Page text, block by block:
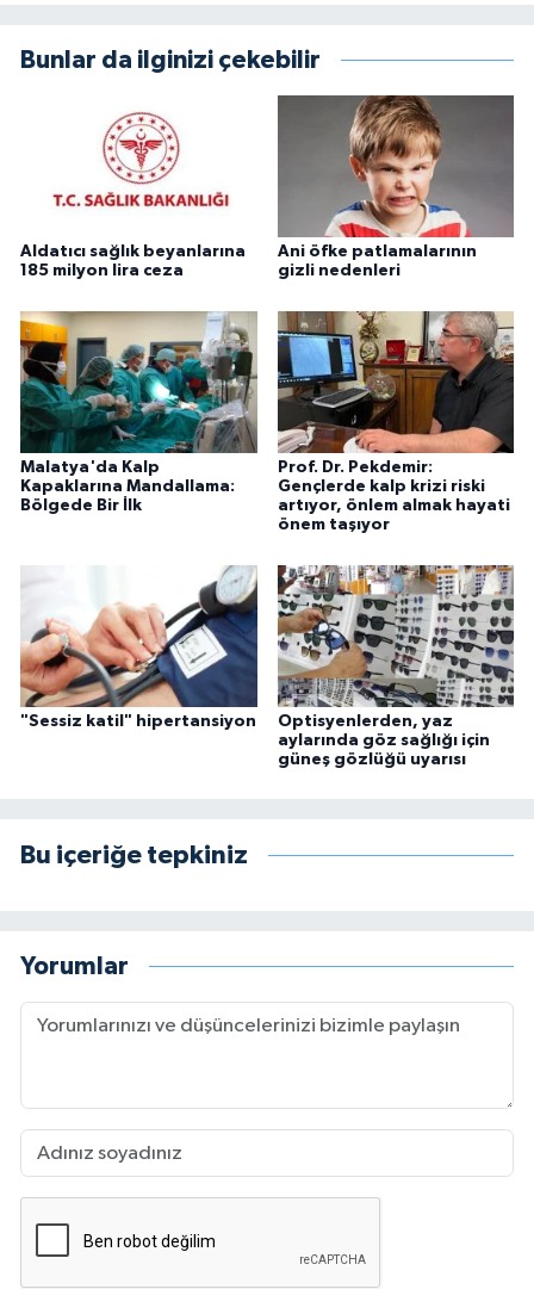
Bunlar da ilginizi çekebilir
Aldatıcı sağlık beyanlarına
185 milyon lira ceza
Ani öfke patlamalarının
gizli nedenleri
Malatya'da Kalp
Kapaklarına Mandallama:
Bölgede Bir İlk
Prof. Dr. Pekdemir:
Gençlerde kalp krizi riski
artıyor, önlem almak hayati
önem taşıyor
"Sessiz katil" hipertansiyon
Optisyenlerden, yaz
aylarında göz sağlığı için
güneş gözlüğü uyarısı
Bu içeriğe tepkiniz
Yorumlar